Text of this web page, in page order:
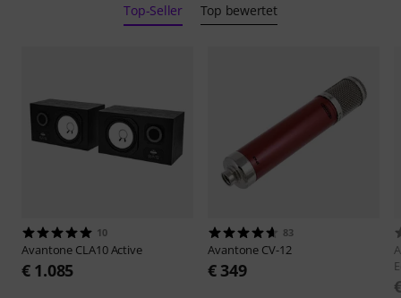
Top-Seller Top bewertet
10
Avantone CLA10 Active
€ 1.085
83
Avantone CV-12
€ 349